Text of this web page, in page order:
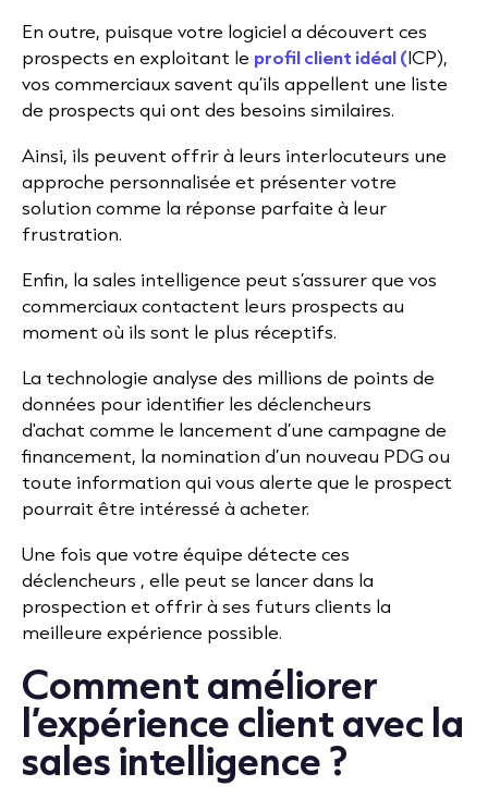
En outre, puisque votre logiciel a découvert ces
prospects en exploitant le profil client idéal (ICP),
vos commerciaux savent qu’ils appellent une liste
de prospects qui ont des besoins similaires.
Ainsi, ils peuvent offrir à leurs interlocuteurs une
approche personnalisée et présenter votre
solution comme la réponse parfaite à leur
frustration.
Enfin, la sales intelligence peut s’assurer que vos
commerciaux contactent leurs prospects au
moment où ils sont le plus réceptifs.
La technologie analyse des millions de points de
données pour identifier les déclencheurs
d'achat comme le lancement d’une campagne de
financement, la nomination d’un nouveau PDG ou
toute information qui vous alerte que le prospect
pourrait être intéressé à acheter.
Une fois que votre équipe détecte ces
déclencheurs , elle peut se lancer dans la
prospection et offrir à ses futurs clients la
meilleure expérience possible.
Comment améliorer
l’expérience client avec la
sales intelligence ?